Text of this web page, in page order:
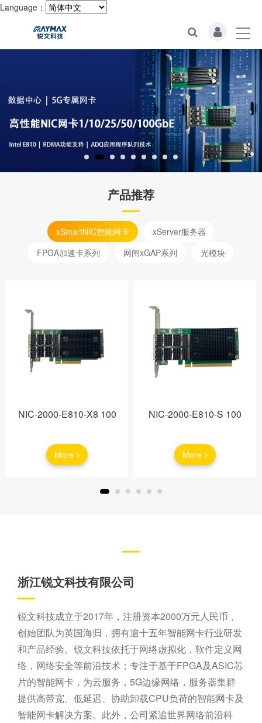
Language：
产品推荐
xSmartNIC智能网卡
xServer服务器
FPGA加速卡系列
网闸xGAP系列 光模块
NIC-2000-E810-X8 100
More
NIC-2000-E810-S 100
More
浙江锐文科技有限公司
锐文科技成立于2017年，注册资本2000万元人民币，
创始团队为英国海归，拥有逾十五年智能网卡行业研发
和产品经验。锐文科技依托于网络虚拟化，软件定义网
络，网络安全等前沿技术；专注于基于FPGA及ASIC芯
片的智能网卡，为云服务，5G边缘网络，服务器集群
提供高带宽、低延迟、协助卸载CPU负荷的智能网卡及
智能网卡解决方案。此外，公司紧追世界网络前沿科